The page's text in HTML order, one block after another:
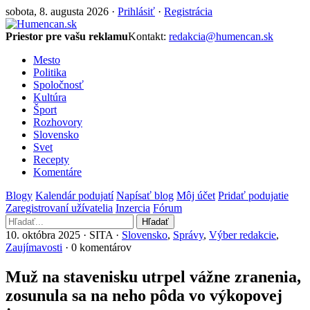
sobota, 8. augusta 2026 · Prihlásiť · Registrácia
Priestor pre vašu reklamuKontakt: redakcia@humencan.sk
Mesto
Politika
Spoločnosť
Kultúra
Šport
Rozhovory
Slovensko
Svet
Recepty
Komentáre
Blogy Kalendár podujatí Napísať blog Môj účet Pridať podujatie
Zaregistrovaní užívatelia Inzercia Fórum
Hľadať
10. októbra 2025 · SITA · Slovensko, Správy, Výber redakcie,
Zaujímavosti · 0 komentárov
Muž na stavenisku utrpel vážne zranenia,
zosunula sa na neho pôda vo výkopovej